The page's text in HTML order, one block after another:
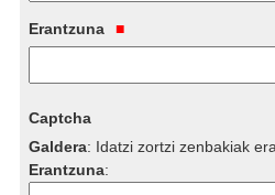
Erantzuna
Captcha
Galdera: Idatzi zortzi zenbakiak
Erantzuna: